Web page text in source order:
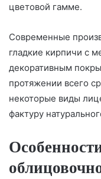
цветовой гамме.
Современные
гладкие кирпичи с
декоративным
протяжении всего
некоторые виды
фактуру